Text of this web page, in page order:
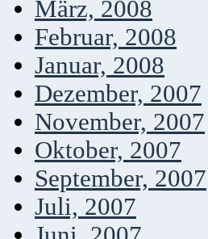
März, 2008
Februar, 2008
Januar, 2008
Dezember, 2007
November, 2007
Oktober, 2007
September, 2007
Juli, 2007